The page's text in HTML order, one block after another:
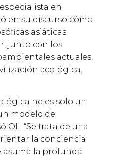
en
en su discurso cómo
asiáticas
junto con los
actuales,
ecológica.
no es solo un
modelo de
Oli. “Se trata de una
la conciencia
asuma la profunda